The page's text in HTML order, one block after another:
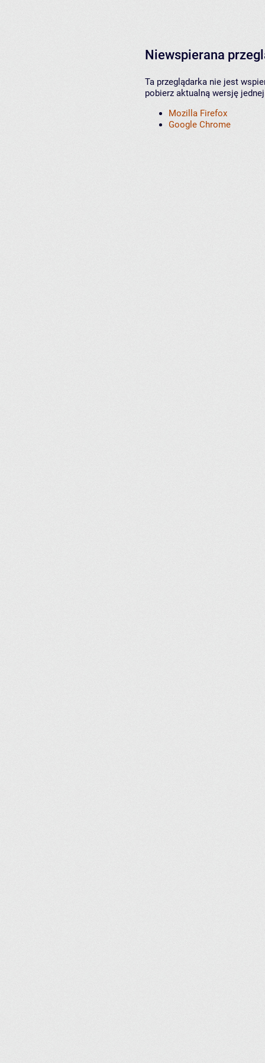
Niewspierana
Ta przeglądarka nie jest
pobierz aktualną wersję
Mozilla Firefox
Google Chrome